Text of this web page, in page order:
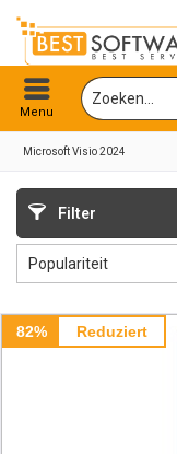
Menu
Microsoft Visio 2024
Filter
82% Reduziert